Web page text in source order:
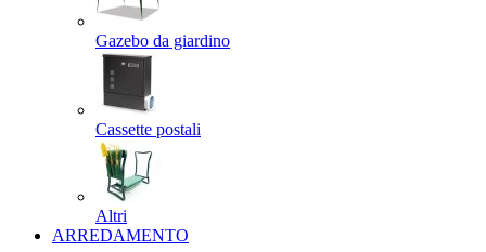
Gazebo da giardino
Cassette postali
Altri
ARREDAMENTO